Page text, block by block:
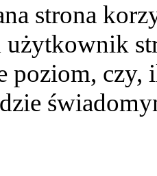
strona
poziom,